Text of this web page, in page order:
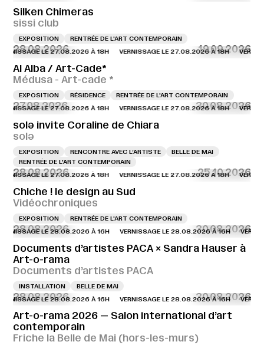
Silken Chimeras
sissi club
EXPOSITION RENTRÉE DE L'ART CONTEMPORAIN
28.08.2026 19.09.2026
LE 27.08.2026 À 18H VERNISSAGE LE 27.08.2026 À 18H
Al Alba / Art-Cade*
Médusa - Art-cade *
EXPOSITION RÉSIDENCE RENTRÉE DE L'ART CONTEMPORAIN
27.08.2026 30.08.2026
LE 27.08.2026 À 18H VERNISSAGE LE 27.08.2026 À 18H
solə invite Coraline de Chiara
solə
EXPOSITION RENCONTRE AVEC L’ARTISTE
BELLE DE MAI
RENTRÉE DE L'ART CONTEMPORAIN
28.08.2026 25.10.2026
LE 27.08.2026 À 18H VERNISSAGE LE 27.08.2026 À 18H
Chiche ! le design au Sud
Vidéochroniques
EXPOSITION RENTRÉE DE L'ART CONTEMPORAIN
28.08.2026 30.08.2026
LE 28.08.2026 À 16H VERNISSAGE LE 28.08.2026 À 16H
Documents d’artistes PACA × Sandra Hauser à
Art-o-rama
Documents d’artistes PACA
INSTALLATION BELLE DE MAI
28.08.2026 30.08.2026
LE 28.08.2026 À 16H VERNISSAGE LE 28.08.2026 À 16H
Art-o-rama 2026 — Salon international d’art
contemporain
Friche la Belle de Mai (hors-les-murs)